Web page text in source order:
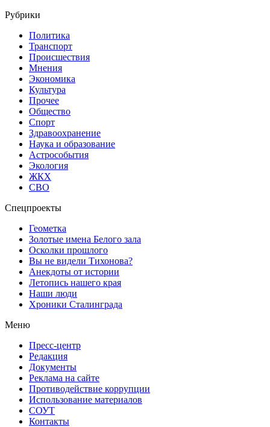
Рубрики
Политика
Транспорт
Происшествия
Мнения
Экономика
Культура
Прочее
Общество
Спорт
Здравоохранение
Наука и образование
Астрособытия
Экология
ЖКХ
СВО
Спецпроекты
Геометка
Золотые имена Белого зала
Осколки прошлого
Вы не видели Тихонова?
Анекдоты от истории
Летопись нашего края
Наши люди
Хроники Сталинграда
Меню
Пресс-центр
Редакция
Документы
Реклама на сайте
Противодействие коррупции
Использование материалов
СОУТ
Контакты